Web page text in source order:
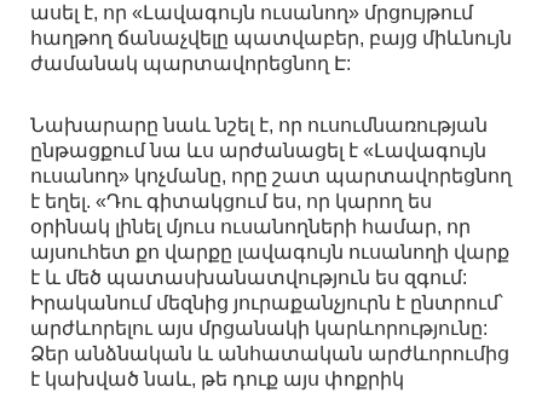
ասել է, որ «Լավագույն ուսանող» մրցույթում
հաղթող ճանաչվելը պատվաբեր, բայց միևնույն
ժամանակ պարտավորեցնող Է:
Նախարարը նաև նշել է, որ ուսումնառության
ընթացքում նա ևս արժանացել է «Լավագույն
ուսանող» կոչմանը, որը շատ պարտավորեցնող
է եղել. «Դու գիտակցում ես, որ կարող ես
օրինակ լինել մյուս ուսանողների համար, որ
այսուհետ քո վարքը լավագույն ուսանողի վարք
է և մեծ պատասխանատվություն ես զգում:
Իրականում մեզնից յուրաքանչյուրն է ընտրում՝
արժևորելու այս մրցանակի կարևորությունը:
Ձեր անձնական և անհատական արժևորումից
է կախված նաև, թե դուք այս փոքրիկ